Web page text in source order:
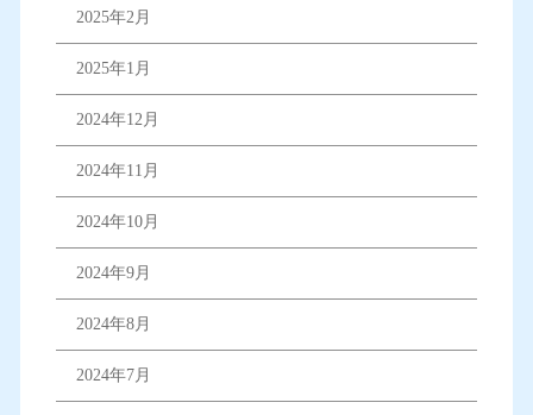
2025年2月
2025年1月
2024年12月
2024年11月
2024年10月
2024年9月
2024年8月
2024年7月